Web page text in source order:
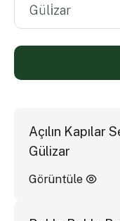
Açılın Kapılar
Gülizar
Görüntüle